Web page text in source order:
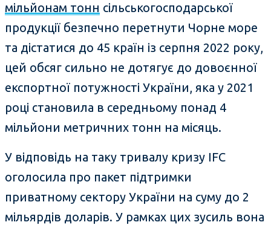
мільйонам тонн сільськогосподарської
продукції безпечно перетнути Чорне море
та дістатися до 45 країн із серпня 2022 року,
цей обсяг сильно не дотягує до довоєнної
експортної потужності України, яка у 2021
році становила в середньому понад 4
мільйони метричних тонн на місяць.
У відповідь на таку тривалу кризу IFC
оголосила про пакет підтримки
приватному сектору України на суму до 2
мільярдів доларів. У рамках цих зусиль вона